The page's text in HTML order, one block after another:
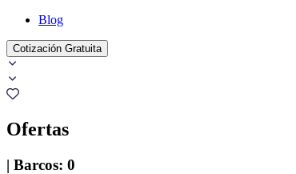
Blog
Cotización Gratuita
Ofertas
| Barcos: 0